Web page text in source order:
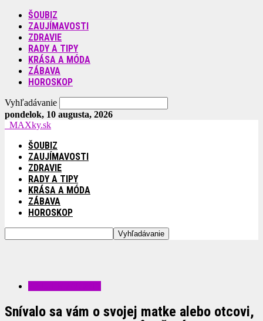
ŠOUBIZ
ZAUJÍMAVOSTI
ZDRAVIE
RADY A TIPY
KRÁSA A MÓDA
ZÁBAVA
HOROSKOP
Vyhľadávanie
pondelok, 10 augusta, 2026
MAXky.sk
ŠOUBIZ
ZAUJÍMAVOSTI
ZDRAVIE
RADY A TIPY
KRÁSA A MÓDA
ZÁBAVA
HOROSKOP
Snívalo sa vám o svojej matke alebo otcovi,